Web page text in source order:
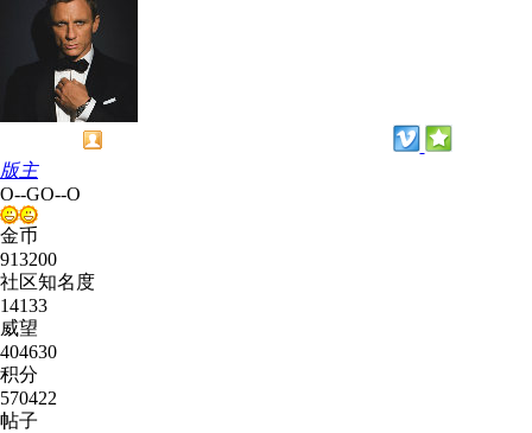
版主
O--GO--O
金币
913200
社区知名度
14133
威望
404630
积分
570422
帖子